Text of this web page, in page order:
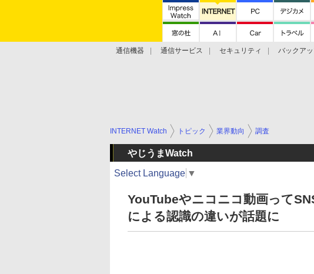
通信機器 通信サービス セキュリティ バックア
INTERNET Watch トピック 業界動向 調査
やじうまWatch
Select Language ▼
YouTubeやニコニコ動画って
による認識の違いが話題に